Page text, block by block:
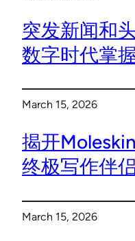
突发新闻和
数字时代掌
March 15, 2026
揭开
终极写作伴侣
March 15, 2026